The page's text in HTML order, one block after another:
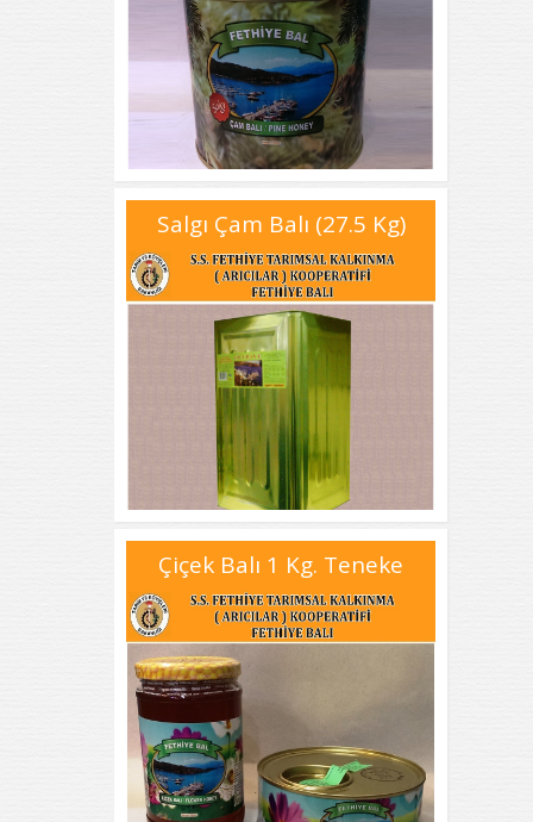
Salgı Çam Balı (27.5 Kg)
Çiçek Balı 1 Kg. Teneke